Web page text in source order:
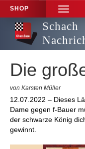
SHOP
TOGGLE
Schach
Die
von Karsten Müller
12.07.2022 – Dieses
Dame gegen f-Bauer
der schwarze König
gewinnt.